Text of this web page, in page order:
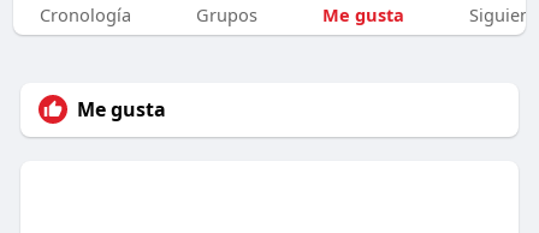
Cronología Grupos Me gusta
Me gusta